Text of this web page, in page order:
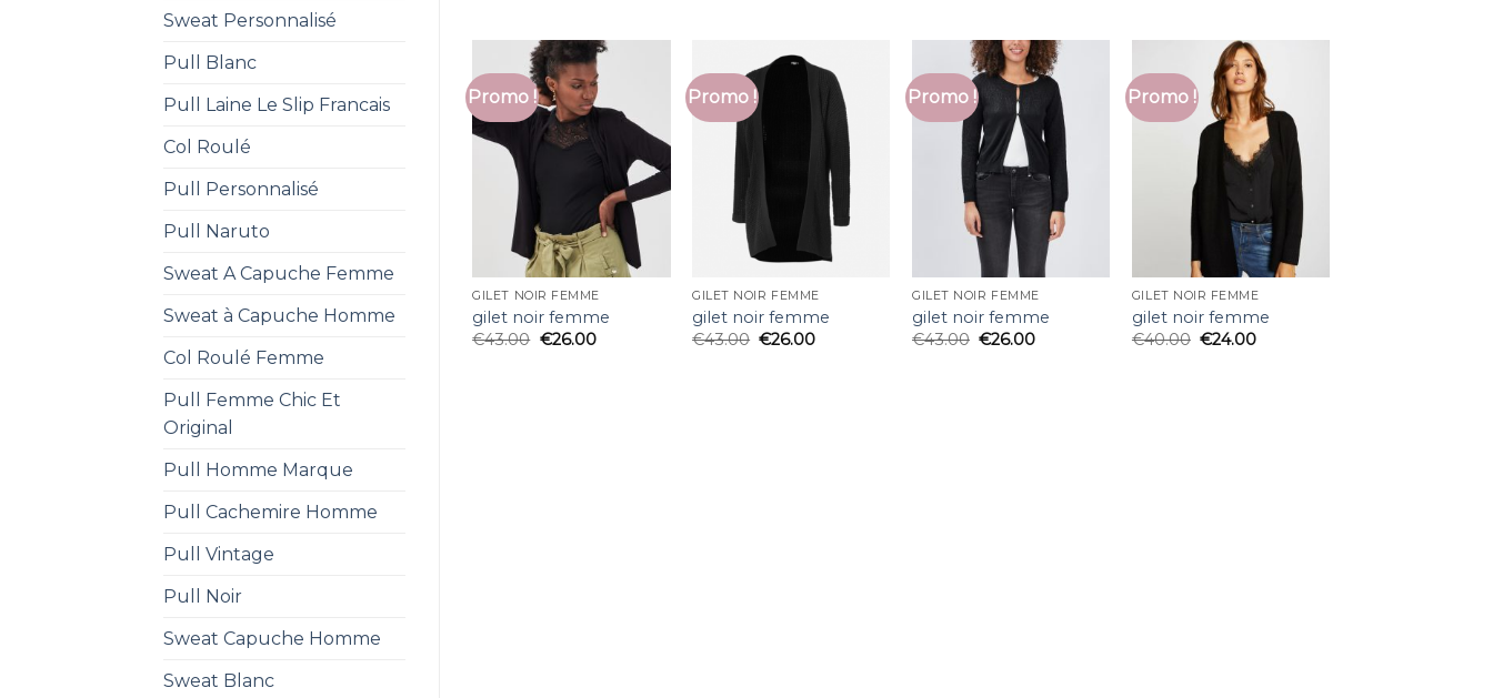
Sweat Personnalisé
Pull Blanc
Pull Laine Le Slip Francais
Col Roulé
Pull Personnalisé
Pull Naruto
Sweat A Capuche Femme
Sweat à Capuche Homme
Col Roulé Femme
Pull Femme Chic Et
Original
Pull Homme Marque
Pull Cachemire Homme
Pull Vintage
Pull Noir
Sweat Capuche Homme
Sweat Blanc
Promo !
GILET NOIR FEMME
gilet noir femme
€43.00 €26.00
Promo !
GILET NOIR FEMME
gilet noir femme
€43.00 €26.00
Promo !
GILET NOIR FEMME
gilet noir femme
€43.00 €26.00
Promo !
GILET NOIR FEMME
gilet noir femme
€40.00 €24.00